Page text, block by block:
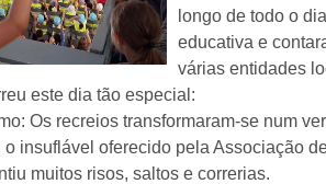
longo de todo o
educativa e
várias entidades
este dia tão especial:
Os recreios transformaram-se num
o insuflável oferecido pela Associação
muitos risos, saltos e correrias.